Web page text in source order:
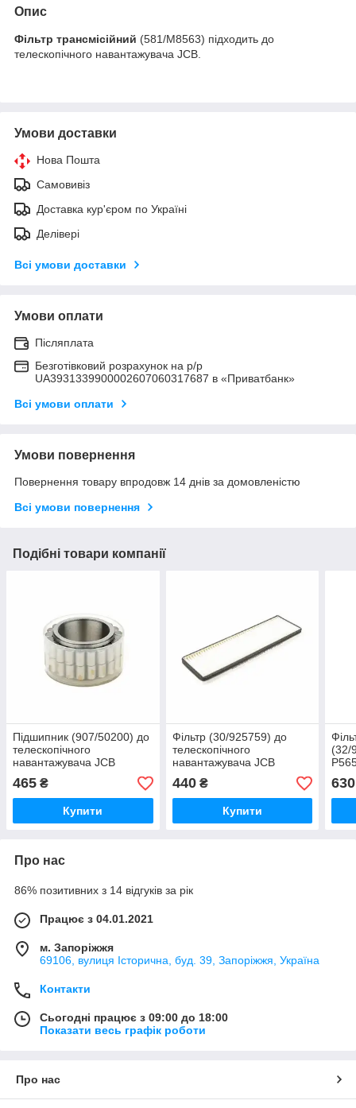
Опис
Фільтр трансмісійний (581/M8563) підходить до
телескопічного навантажувача JCB.
Умови доставки
Нова Пошта
Самовивіз
Доставка кур'єром по Україні
Делівері
Всі умови доставки
Умови оплати
Післяплата
Безготівковий розрахунок на р/р
UA3931339900002607060317687 в «Приватбанк»
Всі умови оплати
Умови повернення
Повернення товару впродовж 14 днів за домовленістю
Всі умови повернення
Подібні товари компанії
Підшипник (907/50200) до
телескопічного
навантажувача JCB
465 ₴
Купити
Фільтр (30/925759) до
телескопічного
навантажувача JCB
440₴
Купити
(32/
630
Про нас
86% позитивних з 14 відгуків за рік
Працює з 04.01.2021
м. Запоріжжя
69106, вулиця Історична, буд. 39, Запоріжжя, Україна
Контакти
Сьогодні працює з 09:00 до 18:00
Показати весь графік роботи
Про нас